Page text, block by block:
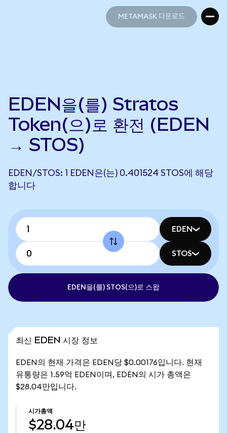
METAMASK 다운로드
EDEN을(를) Stratos
Token(으)로 환전 (EDEN
→ STOS)
EDEN/STOS: 1 EDEN은(는) 0.401524 STOS에 해당
합니다
EDEN
STOS
EDEN을(를) STOS(으)로 스왑
최신 EDEN 시장 정보
EDEN의 현재 가격은 EDEN당 $0.00176입니다. 현재
유통량은 1.59억 EDEN이며, EDEN의 시가 총액은
$28.04만입니다.
시가총액
$28.04만